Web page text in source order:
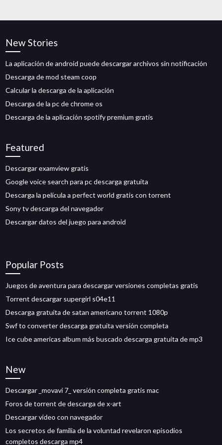
New Stories
La aplicación de android puede descargar archivos sin notificación
Descarga de mod steam coop
Calcular la descarga de la aplicación
Descarga de la pc de chrome os
Descarga de la aplicación spotify premium gratis
Featured
Descargar examview gratis
Google voice search para pc descarga gratuita
Descarga la película a perfect world gratis con torrent
Sony tv descarga del navegador
Descargar datos del juego para android
Popular Posts
Juegos de aventura para descargar versiones completas gratis
Torrent descargar supergirl s04e11
Descarga gratuita de satan americano torrent 1080p
Swf to converter descarga gratuita versión completa
Ice cube americas album más buscado descarga gratuita de mp3
New
Descargar _movavi 7_ versión completa gratis mac
Foros de torrent de descarga de x-art
Descargar video con navegador
Los secretos de familia de la voluntad revelaron episodios
completos descarga mp4